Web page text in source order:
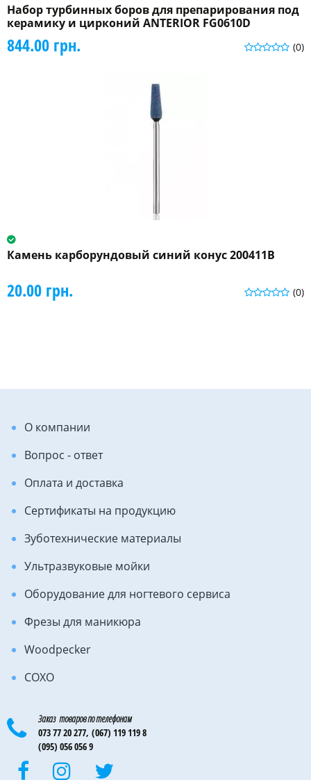
Набор турбинных боров для препарирования под
керамику и цирконий ANTERIOR FG0610D
(0)
844.00 грн.
Камень карборундовый синий конус 200411B
(0)
20.00 грн.
О компании
Вопрос - ответ
Оплата и доставка
Сертификаты на продукцию
Зуботехнические материалы
Ультразвуковые мойки
Оборудование для ногтевого сервиса
Фрезы для маникюра
Woodpecker
COXO
Заказ товаров по телефонам
073 77 20 277, (067) 119 119 8
(095) 056 056 9